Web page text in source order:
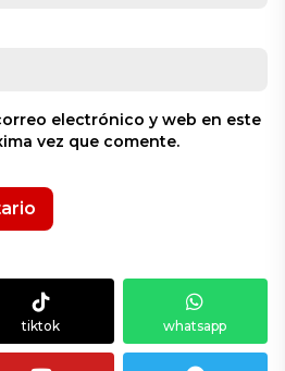
electrónico y web en este
vez que comente.
tiktok whatsapp